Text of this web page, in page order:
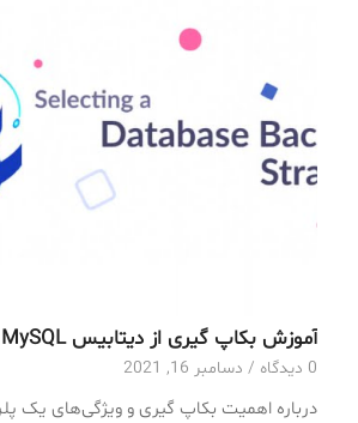
آموزش بکاپ گیری از دیتابیس MySQL
0 دیدگاه / دسامبر 16, 2021
درباره اهمیت بکاپ گیری و ویژگی‌های یک